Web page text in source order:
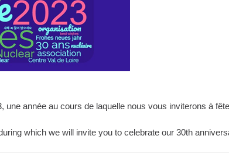
année au cours de laquelle nous vous inviterons à
which we will invite you to celebrate our 30th